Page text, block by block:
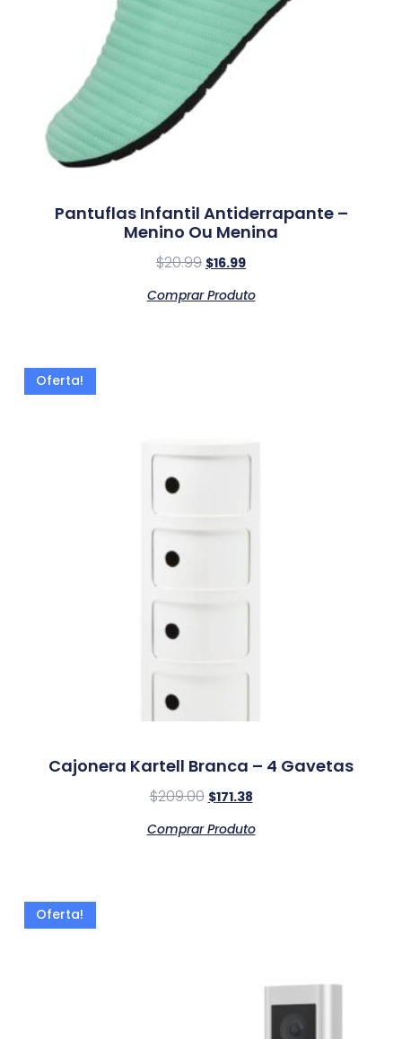
Pantuflas Infantil Antiderrapante –
Menino Ou Menina
$20.99 $16.99
Comprar Produto
Oferta!
Cajonera Kartell Branca – 4 Gavetas
$209.00 $171.38
Comprar Produto
Oferta!